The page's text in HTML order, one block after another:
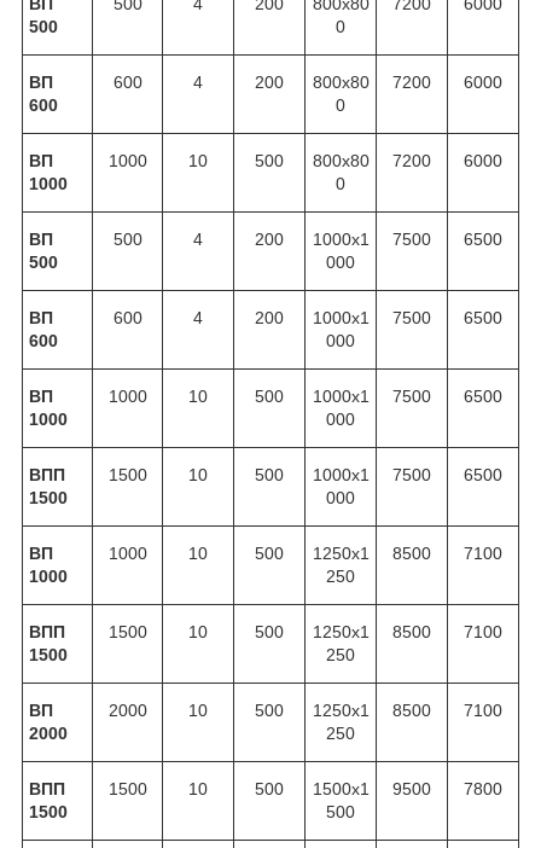
500
0
ВП
600
600 4 200
800х80
0
7200 6000
ВП
1000
1000 10 500
800х80
0
7200 6000
ВП
500
500 4 200
1000х1
000
7500 6500
ВП
600
600 4 200
1000х1
000
7500 6500
ВП
1000
1000 10 500
1000х1
000
7500 6500
ВПП
1500
1500 10 500
1000х1
000
7500 6500
ВП
1000
1000 10 500
1250х1
250
8500 7100
ВПП
1500
1500 10 500
1250х1
250
8500 7100
ВП
2000
2000 10 500
1250х1
250
8500 7100
ВПП
1500
1500 10 500
1500х1
500
9500 7800